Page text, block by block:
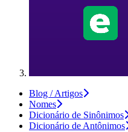
Blog / Artigos
Nomes
Dicionário de Sinônimos
Dicionário de Antônimos